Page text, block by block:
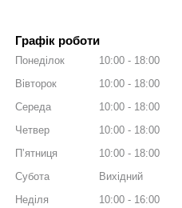
Графік роботи
Понеділок 10:00
18:00
Вівторок
10:00
18:00
Середа
10:00
18:00
Четвер
10:00
18:00
Пʼятниця
10:00
18:00
Субота
Вихідний
Неділя
10:00 16:00